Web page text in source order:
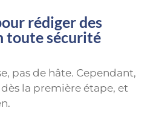
rédiger des
toute sécurité
pas de hâte. Cependant,
la première étape, et